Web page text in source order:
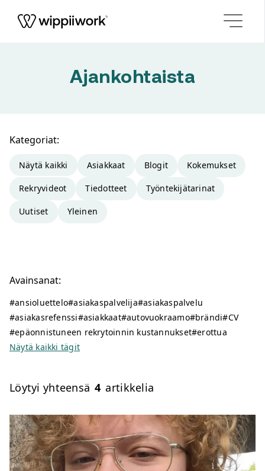
Ajankohtaista
Kategoriat:
Näytä kaikki Asiakkaat Blogit Kokemukset
Rekryvideot Tiedotteet Työntekijätarinat
Uutiset Yleinen
Avainsanat:
#ansioluettelo#asiakaspalvelija#asiakaspalvelu
#asiakasrefenssi#asiakkaat#autovuokraamo#brändi#CV
#epäonnistuneen rekrytoinnin kustannukset#erottua
Näytä kaikki tägit
Löytyi yhteensä 4 artikkelia